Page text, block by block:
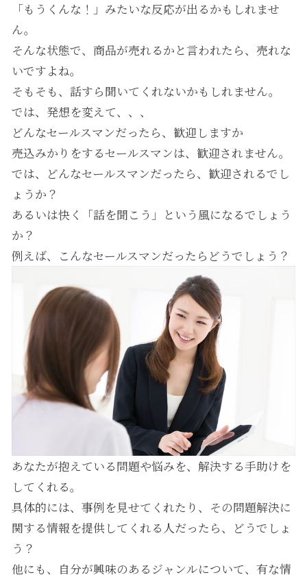
「もうくんな！」みたいな反応が出るかもしれませ
ん。
そんな状態で、商品が売れるかと言われたら、売れな
いですよね。
そもそも、話すら聞いてくれないかもしれません。
では、発想を変えて、、、
どんなセールスマンだったら、歓迎しますか
売込みかりをするセールスマンは、歓迎されません。
では、どんなセールスマンだったら、歓迎されるでし
ょうか？
あるいは快く「話を聞こう」という風になるでしょう
か？
例えば、こんなセールスマンだったらどうでしょう？
あなたが抱えている問題や悩みを、解決する手助けを
してくれる。
具体的には、事例を見せてくれたり、その問題解決に
関する情報を提供してくれる人だったら、どうでしょ
う？
他にも、自分が興味のあるジャンルについて、有な情